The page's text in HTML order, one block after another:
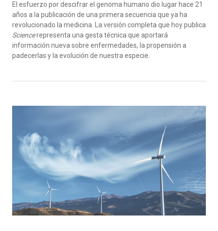
El esfuerzo por descifrar el genoma humano dio lugar hace 21
años a la publicación de una primera secuencia que ya ha
revolucionado la medicina. La versión completa que hoy publica
Sciencerepresenta una gesta técnica que aportará
información nueva sobre enfermedades, la propensión a
padecerlas y la evolución de nuestra especie.